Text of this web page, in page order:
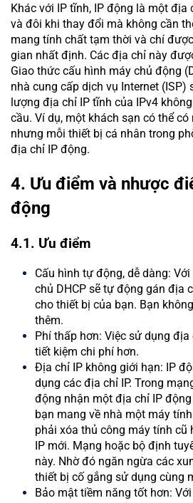
Khác với IP tĩnh, IP động là một địa
và đôi khi thay đổi mà không cần
mang tính chất tạm thời và chí
gian nhất định. Các địa chỉ này
Giao thức cấu hình máy chủ động
nhà cung cấp dịch vụ Internet (ISP)
lượng địa chỉ IP tĩnh của IPv4
cầu. Ví dụ, một khách sạn có thể
nhưng mỗi thiết bị cá nhân trong
địa chỉ IP động.
4. Ưu điểm và nhược
động
4.1. Ưu điểm
Cấu hình tự động, dễ dàng:
chủ DHCP sẽ tự động gán địa
cho thiết bị của bạn. Bạn
thêm.
Phí thấp hơn: Việc sử dụng
tiết kiệm chi phí hơn.
Địa chỉ IP không giới hạn: IP
dụng các địa chỉ IP. Trong
động nhận một địa chỉ IP
bạn mang về nhà một máy
phải xóa thủ công máy tính cũ
IP mới. Mạng hoặc bộ định
này. Nhờ đó ngăn ngừa các
thiết bị cố gắng sử dụng cùng
Bảo mật tiềm năng tốt hơn: